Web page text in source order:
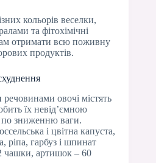
кольорів веселки,
та фітохімічні
отримати всю поживну
продуктів.
овочі містять
їх невід’ємною
по зниженню ваги.
і цвітна капуста,
ріпа, гарбуз і шпинат
чашки, артишок – 60